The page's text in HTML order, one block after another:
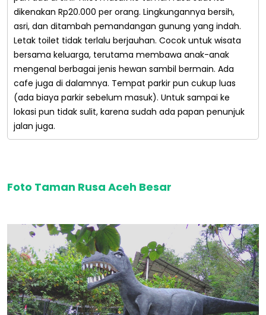
dikenakan Rp20.000 per orang. Lingkungannya bersih,
asri, dan ditambah pemandangan gunung yang indah.
Letak toilet tidak terlalu berjauhan. Cocok untuk wisata
bersama keluarga, terutama membawa anak-anak
mengenal berbagai jenis hewan sambil bermain. Ada
cafe juga di dalamnya. Tempat parkir pun cukup luas
(ada biaya parkir sebelum masuk). Untuk sampai ke
lokasi pun tidak sulit, karena sudah ada papan penunjuk
jalan juga.
Foto Taman Rusa Aceh Besar